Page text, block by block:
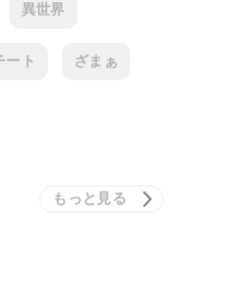
異世界
ート ざまぁ